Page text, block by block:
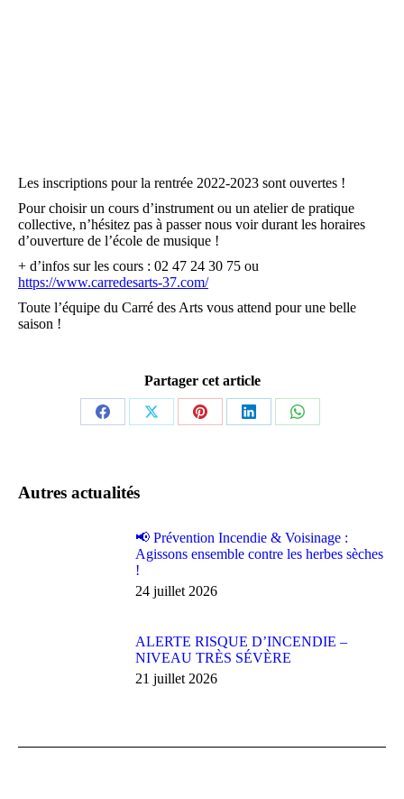
Les inscriptions pour la rentrée 2022-2023 sont ouvertes !
Pour choisir un cours d’instrument ou un atelier de pratique
collective, n’hésitez pas à passer nous voir durant les horaires
d’ouverture de l’école de musique !
+ d’infos sur les cours : 02 47 24 30 75 ou
https://www.carredesarts-37.com/
Toute l’équipe du Carré des Arts vous attend pour une belle
saison !
Partager cet article
PartagerPartagerPartagerPartagerPartager
Autres actualités
📢 Prévention Incendie & Voisinage :
Agissons ensemble contre les herbes sèches
!
24 juillet 2026
ALERTE RISQUE D’INCENDIE –
NIVEAU TRÈS SÉVÈRE
21 juillet 2026